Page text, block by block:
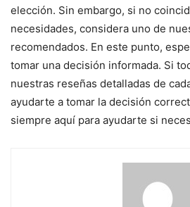
elección. Sin embargo, si no
necesidades, considera uno de
recomendados. En este punto,
tomar una decisión informada. Si
nuestras reseñas detalladas de
ayudarte a tomar la decisión
siempre aquí para ayudarte si